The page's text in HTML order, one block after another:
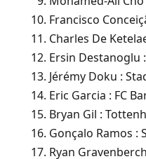
Francisco
Charles De
Ersin Destanoglu
Jérémy Doku :
Eric Garcia : FC
Bryan Gil :
Gonçalo Ramos :
Ryan